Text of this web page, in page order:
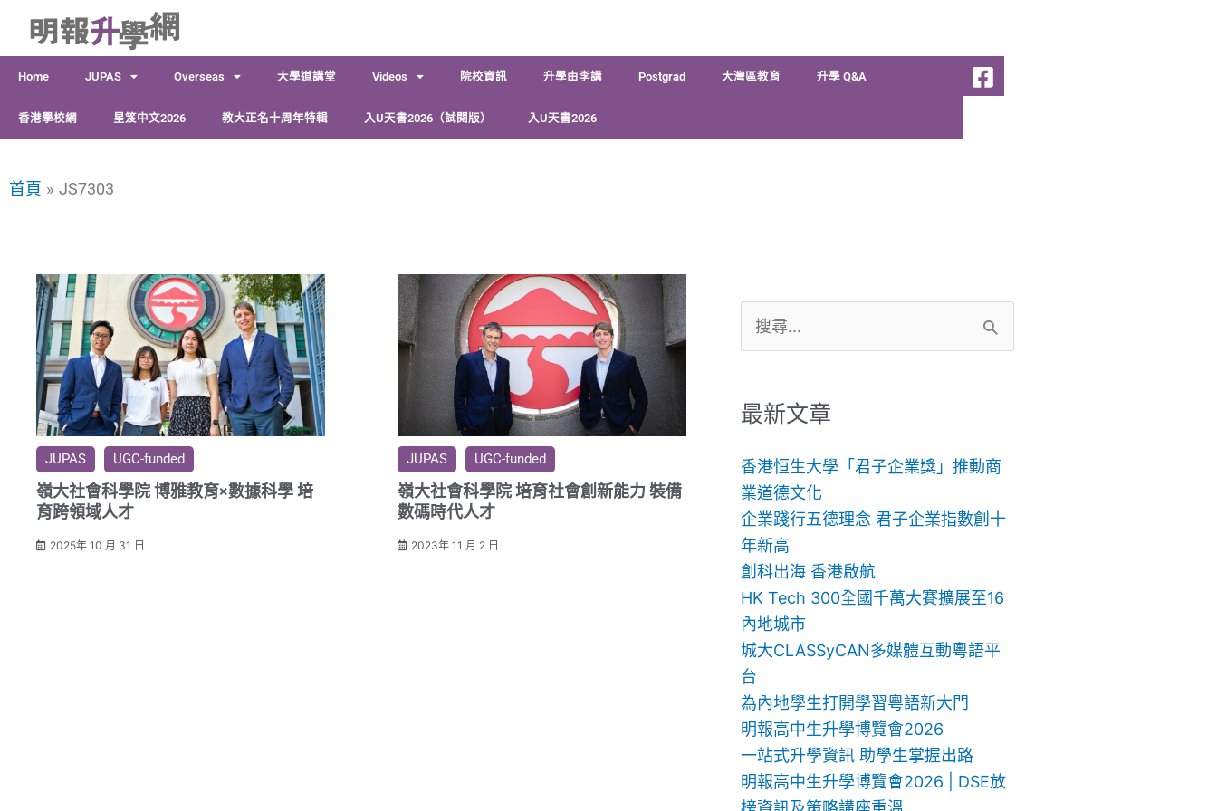
容
Home JUPAS Overseas 大學道講堂 Videos 院校資訊 升學由李講 Postgrad 大灣區教育 升學 Q&A
香港學校網 星笈中文2026 教大正名十周年特輯 入U天書2026（試閱版） 入U天書2026
首頁 JS7303
JUPAS UGC-funded
嶺大社會科學院 博雅教育×數據科學 培
育跨領域人才
2025年 10 月 31 日
JUPAS UGC-funded
嶺大社會科學院 培育社會創新能力 裝備
數碼時代人才
2023年 11 月 2 日
尋
鍵
最新文章
香港恒生大學「君子企業獎」推動商
業道德文化
企業踐行五德理念 君子企業指數創十
年新高
創科出海 香港啟航
HK Tech 300全國千萬大賽擴展至16
內地城市
城大CLASSyCAN多媒體互動粵語平
台
為內地學生打開學習粵語新大門
明報高中生升學博覽會2026
一站式升學資訊 助學生掌握出路
明報高中生升學博覽會2026 | DSE放